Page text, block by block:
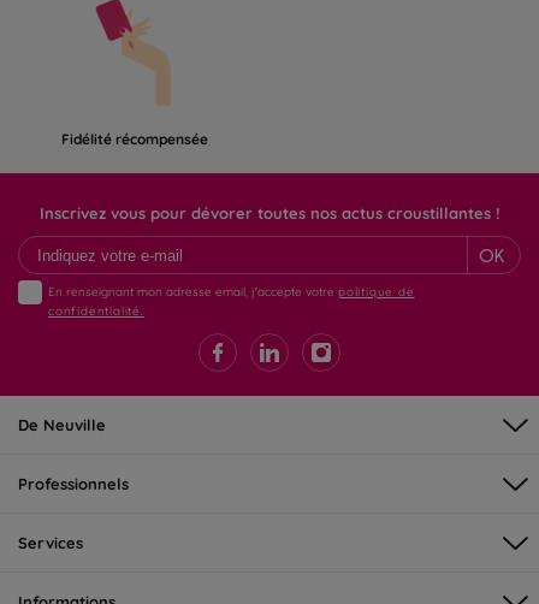
Fidélité récompensée
Inscrivez vous pour dévorer toutes nos actus croustillantes !
OK
En renseignant mon adresse email, j'accepte votre politique de
confidentialité.
De Neuville
Professionnels
Services